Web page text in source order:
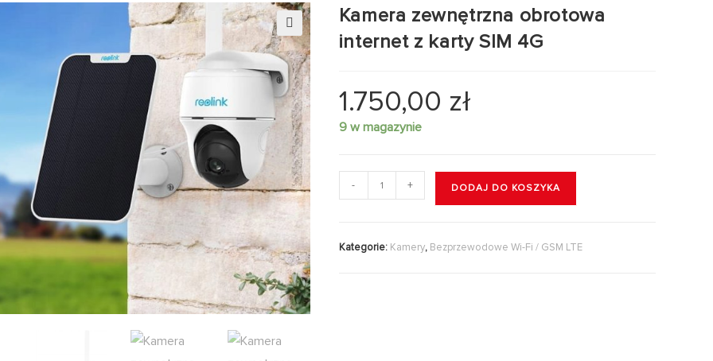
🔍
Kamera zewnętrzna obrotowa
internet z karty SIM 4G
1.750,00 zł
9 w magazynie
- + DODAJ DO KOSZYKA
Kategorie: Kamery, Bezprzewodowe Wi-Fi / GSM LTE